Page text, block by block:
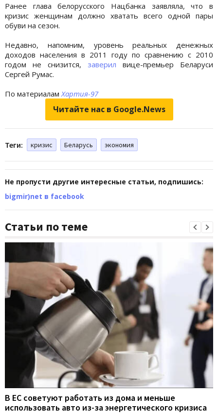
Ранее глава белорусского Нацбанка заявляла, что в
кризис женщинам должно хватать всего одной пары
обуви на сезон.
Недавно, напомним, уровень реальных денежных
доходов населения в 2011 году по сравнению с 2010
годом не снизится, заверил вице-премьер Беларуси
Сергей Румас.
По материалам Хартия-97
Читайте нас в Google.News
Теги: кризис Беларусь экономия
Не пропусти другие интересные статьи, подпишись:
bigmir)net в facebook
Статьи по теме
В ЕС советуют работать из дома и меньше
использовать авто из-за энергетического кризиса